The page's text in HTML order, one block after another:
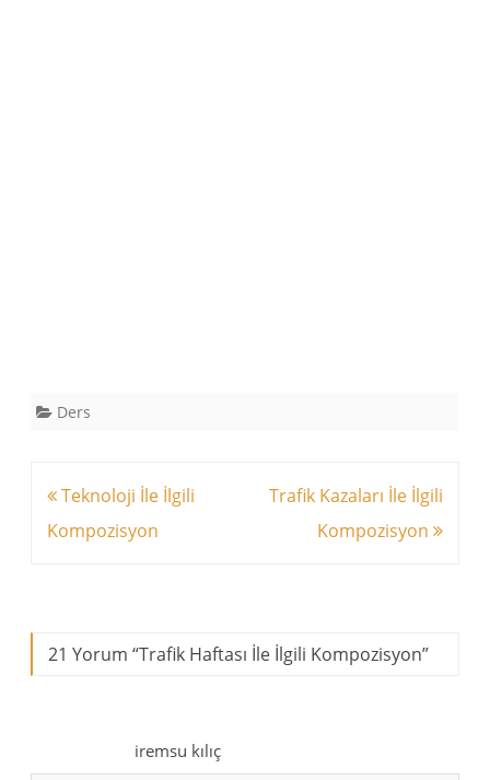
Ders
Yazı
dolaşımı
Teknoloji İle İlgili
Kompozisyon
Trafik Kazaları İle İlgili
Kompozisyon
21 Yorum “Trafik Haftası İle İlgili Kompozisyon”
iremsu kılıç